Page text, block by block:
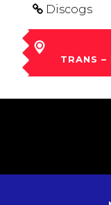
Discogs
TRANS